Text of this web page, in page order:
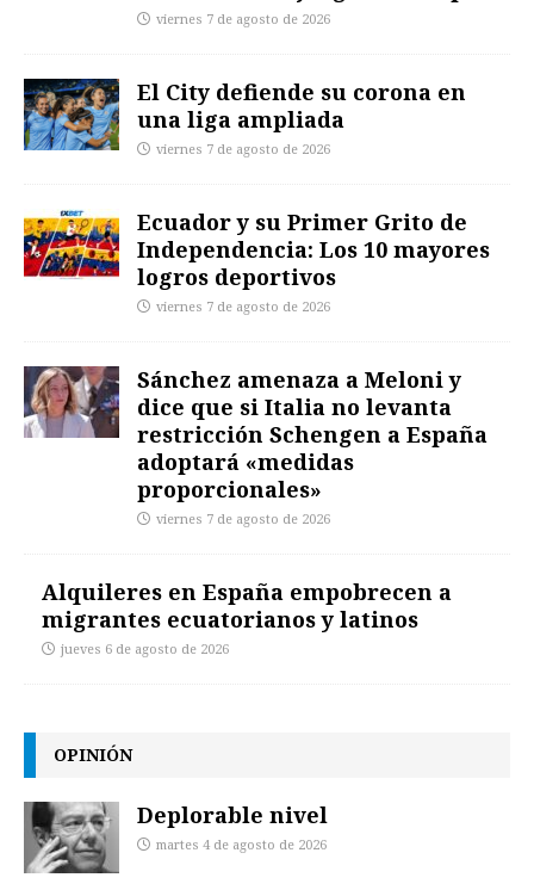
viernes 7 de agosto de 2026
El City defiende su corona en
una liga ampliada
viernes 7 de agosto de 2026
Ecuador y su Primer Grito de
Independencia: Los 10 mayores
logros deportivos
viernes 7 de agosto de 2026
Sánchez amenaza a Meloni y
dice que si Italia no levanta
restricción Schengen a España
adoptará «medidas
proporcionales»
viernes 7 de agosto de 2026
Alquileres en España empobrecen a
migrantes ecuatorianos y latinos
jueves 6 de agosto de 2026
OPINIÓN
Deplorable nivel
martes 4 de agosto de 2026